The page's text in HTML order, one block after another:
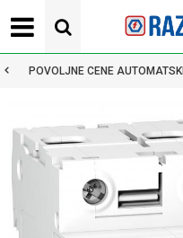
POVOLJNE CENE